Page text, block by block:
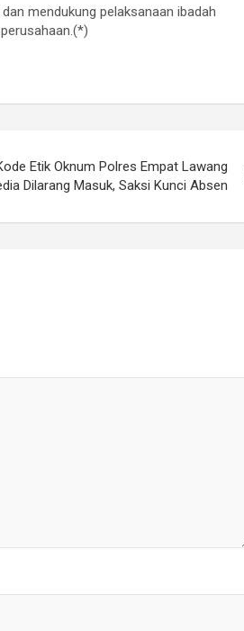
mendukung pelaksanaan ibadah
Etik Oknum Polres Empat Lawang
Dilarang Masuk, Saksi Kunci Absen